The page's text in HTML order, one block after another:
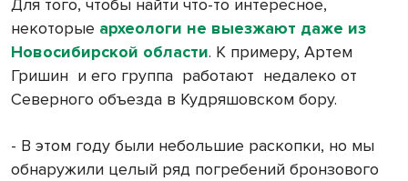
Для того, чтобы найти что-то интересное,
некоторые археологи не выезжают даже из
Новосибирской области. К примеру, Артем
Гришин и его группа работают недалеко от
Северного объезда в Кудряшовском бору.
- В этом году были небольшие раскопки, но мы
обнаружили целый ряд погребений бронзового